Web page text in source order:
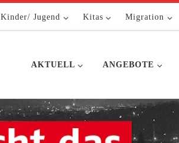
Kinder/ Jugend Kitas Migration
AKTUELL ANGEBOTE